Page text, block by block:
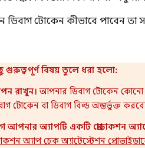
ডিবাগ টোকেন কীভাবে পাবেন তা
গুরুত্বপূর্ণ বিষয় তুলে ধরা হলো:
রাখুন। আপনার ডিবাগ টোকেন কোনো
টোকেন বা ডিবাগ বিল্ড অন্তর্ভুক্ত
আপনার অ্যাপটি একটি প্রোডাকশন
অ্যাপ চেক অ্যাটেস্টেশন